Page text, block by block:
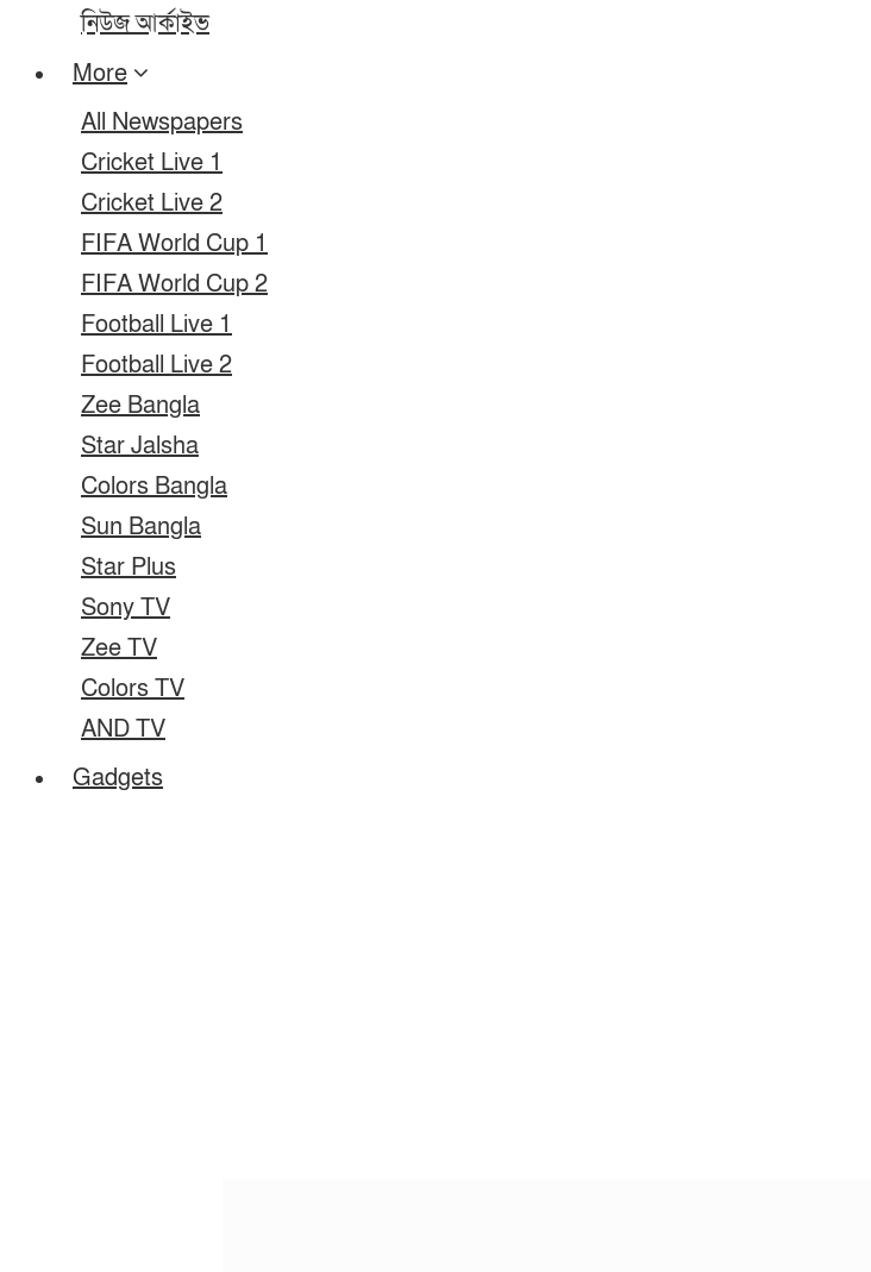
নিউজ আর্কাইভ
More
All Newspapers
Cricket Live 1
Cricket Live 2
FIFA World Cup 1
FIFA World Cup 2
Football Live 1
Football Live 2
Zee Bangla
Star Jalsha
Colors Bangla
Sun Bangla
Star Plus
Sony TV
Zee TV
Colors TV
AND TV
Gadgets